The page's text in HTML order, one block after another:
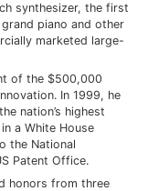
synthesizer, the first
piano and other
marketed large-
of the $500,000
In 1999, he
nation’s highest
a White House
the National
Patent Office.
honors from three